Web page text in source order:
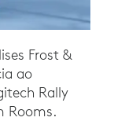
Frost &
ao
Rally
Rooms.